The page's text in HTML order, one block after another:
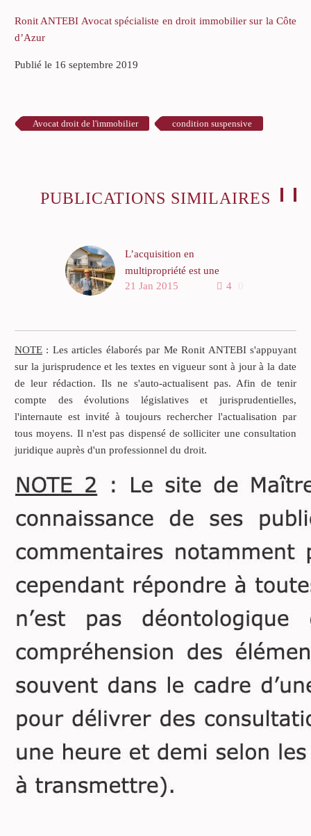
Ronit ANTEBI Avocat spécialiste en droit immobilier sur la Côte
d’Azur
Publié le 16 septembre 2019
Avocat droit de l'immobilier condition suspensive
PUBLICATIONS SIMILAIRES
L’acquisition en
multipropriété est une
opération ruineuse et que le
Dans les années 80-90, se
sont développées en
Europe de curieuses
modalités d’accès à la
propriété. Des sociétés
venderesses proposent à
des particuliers d’acquérir
un appartement de
sis dans une résidence de
4 0
21 Jan 2015
NOTE : Les articles élaborés par Me Ronit ANTEBI s'appuyant
sur la jurisprudence et les textes en vigueur sont à jour à la date
de leur rédaction. Ils ne s'auto-actualisent pas. Afin de tenir
compte des évolutions législatives et jurisprudentielles,
l'internaute est invité à toujours rechercher l'actualisation par
tous moyens. Il n'est pas dispensé de solliciter une consultation
juridique auprès d'un professionnel du droit.